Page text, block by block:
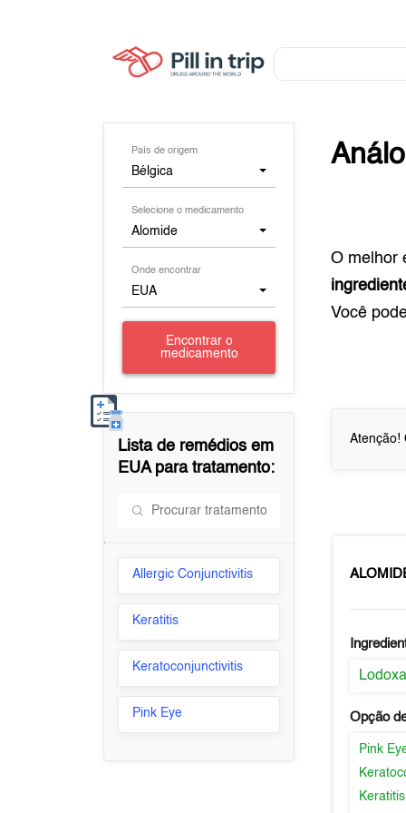
País de origem
Bélgica
Selecione o medicamento
Alomide
Onde encontrar
EUA
Encontrar o
medicamento
Lista de remédios em
EUApara tratamento:
Allergic Conjunctivitis
Keratitis
Keratoconjunctivitis
Pink Eye
O melhor
Você
Atenção!
Opção
Pink
Keratitis